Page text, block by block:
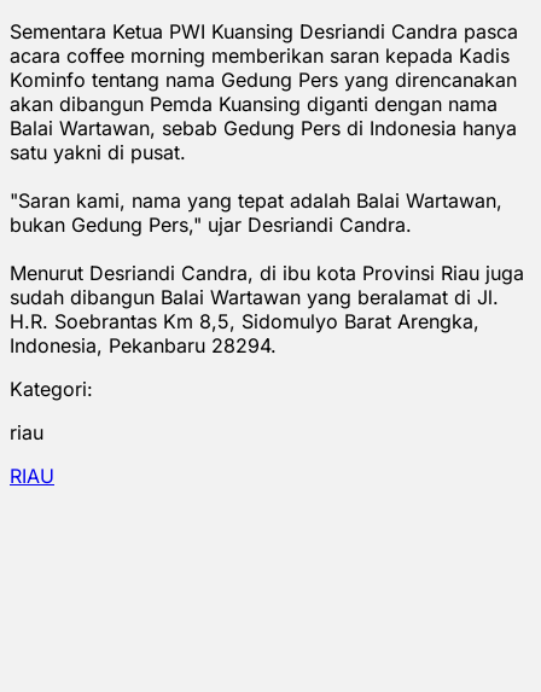
Sementara Ketua PWI Kuansing Desriandi Candra pasca
acara coffee morning memberikan saran kepada Kadis
Kominfo tentang nama Gedung Pers yang direncanakan
akan dibangun Pemda Kuansing diganti dengan nama
Balai Wartawan, sebab Gedung Pers di Indonesia hanya
satu yakni di pusat.
"Saran kami, nama yang tepat adalah Balai Wartawan,
bukan Gedung Pers," ujar Desriandi Candra.
Menurut Desriandi Candra, di ibu kota Provinsi Riau juga
sudah dibangun Balai Wartawan yang beralamat di Jl.
H.R. Soebrantas Km 8,5, Sidomulyo Barat Arengka,
Indonesia, Pekanbaru 28294.
Kategori:
riau
RIAU